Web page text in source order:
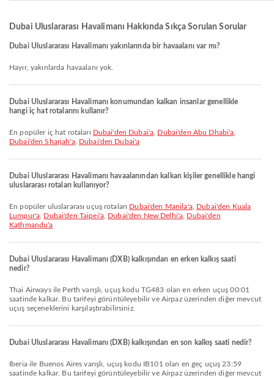
Dubai Uluslararası Havalimanı Hakkında Sıkça Sorulan Sorular
Dubai Uluslararası Havalimanı yakınlarında bir havaalanı var mı?
Hayır, yakınlarda havaalanı yok.
Dubai Uluslararası Havalimanı konumundan kalkan insanlar genellikle
hangi iç hat rotalarını kullanır?
En popüler iç hat rotaları Dubai'den Dubai'a Dubai'den Abu Dhabi'a
Dubai'den Sharjah'a, Dubai'den Dubai'a
Dubai Uluslararası Havalimanı havaalanından kalkan kişiler genellikle hangi
uluslararası rotaları kullanıyor?
En popüler uluslararası uçuş rotaları Dubai'den Manila'a, Dubai'den Kuala
Lumpur'a Dubai'den Taipei'a, Dubai'den New Delhi'a Dubai'den
Kathmandu'a
Dubai Uluslararası Havalimanı (DXB) kalkışından en erken kalkış saati
nedir?
Thai Airways ile Perth varışlı, uçuş kodu TG483 olan en erken uçuş 00:01
saatinde kalkar. Bu tarifeyi görüntüleyebilir ve Airpaz üzerinden diğer mevcut
uçuş seçeneklerini karşılaştırabilirsiniz.
Dubai Uluslararası Havalimanı (DXB) kalkışından en son kalkış saati nedir?
Iberia ile Buenos Aires varışlı, uçuş kodu IB101 olan en geç uçuş 23:59
saatinde kalkar. Bu tarifeyi görüntüleyebilir ve Airpaz üzerinden diğer mevcut